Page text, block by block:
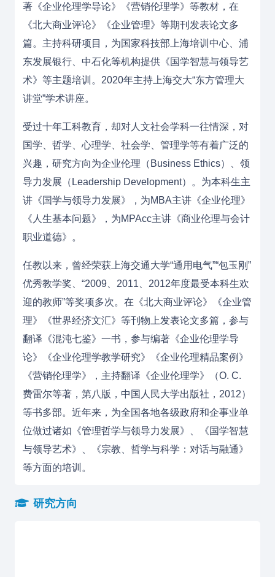
著《企业伦理学导论》《营销伦理学》等教材，在
《北大商业评论》《企业管理》等期刊发表论文多
篇。主持科研项目，为国家科技部上海培训中心、浦
东发展银行、中石化等机构提供《国学智慧与领导艺
术》等主题培训 。2020年主持上海交大“东方管理大
讲堂”学术讲座。
受过十年工科教育，却对人文社会学科一往情深，对
国学、哲学、心理学、社会学、管理学等有着广泛的
兴趣，研究方向为企业伦理（Business Ethics）、领
导力发展（Leadership Development）。为本科生主
讲《国学与领导力发展》，为MBA主讲《企业伦理》
《人生基本问题》，为MPAcc主讲《商业伦理与会计
职业道德》。
任教以来，曾经荣获上海交通大学“通用电气”“包玉刚”
优秀教学奖、“2009、2011、2012年度最受本科生欢
迎的教师”等奖项多次。在《北大商业评论》《企业管
理》《世界经济文汇》等刊物上发表论文多篇，参与
翻译《混沌七鉴》一书，参与编著《企业伦理学导
论》《企业伦理学教学研究》《企业伦理精品案例 》
《营销伦理学》，主持翻译《企业伦理学》（O. C.
费雷尔等著，第八版，中国人民大学出版社，2012）
等书多部。近年来，为全国各地各级政府和企事业单
位做过诸如《管理哲学与领导力发展》、《国学智慧
与领导艺术》、《宗教、哲学与科学：对话与融通》
等方面的培训。
研究方向